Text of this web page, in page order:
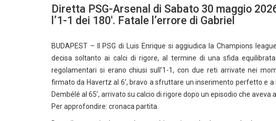
Diretta PSG-Arsenal di Sabato 30 maggio
l’1-1 dei 180′. Fatale l’errore di Gabriel
BUDAPEST – Il PSG di Luis Enrique si aggiudica la Champions
decisa soltanto ai calci di rigore, al termine di una sfida
regolamentari si erano chiusi sull’1-1, con due reti arrivate nei
firmato da Havertz al 6’, bravo a sfruttare un inserimento perfetto e
Dembélé al 65’, arrivato su calcio di rigore dopo un episodio che aveva
Per approfondire: cronaca partita.